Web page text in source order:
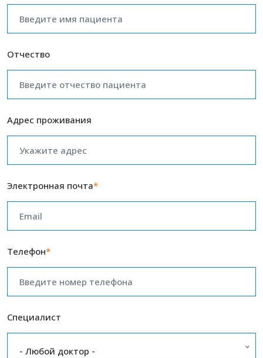
Отчество
Адрес проживания
Электронная почта*
Телефон*
Специалист
- Любой доктор -